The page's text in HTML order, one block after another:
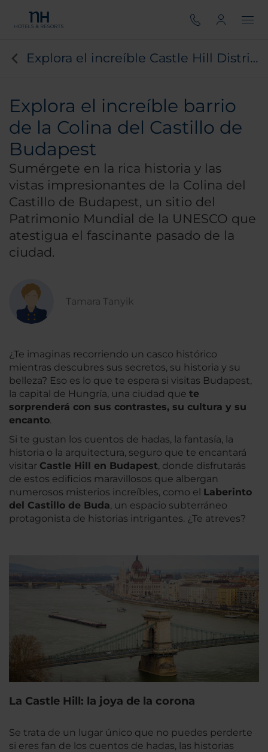
Explora el increíble Castle Hill District en Budapest
Explora el increíble barrio
de la Colina del Castillo de
Budapest
Sumérgete en la rica historia y las
vistas impresionantes de la Colina del
Castillo de Budapest, un sitio del
Patrimonio Mundial de la UNESCO que
atestigua el fascinante pasado de la
ciudad.
Tamara Tanyik
¿Te imaginas recorriendo un casco histórico
mientras descubres sus secretos, su historia y su
belleza? Eso es lo que te espera si visitas Budapest,
la capital de Hungría, una ciudad que te
sorprenderá con sus contrastes, su cultura y su
encanto.
Si te gustan los cuentos de hadas, la fantasía, la
historia o la arquitectura, seguro que te encantará
visitar Castle Hill en Budapest, donde disfrutarás
de estos edificios maravillosos que albergan
numerosos misterios increíbles, como el Laberinto
del Castillo de Buda, un espacio subterráneo
protagonista de historias intrigantes. ¿Te atreves?
La Castle Hill: la joya de la corona
Se trata de un lugar único que no puedes perderte
si eres fan de los cuentos de hadas, las historias